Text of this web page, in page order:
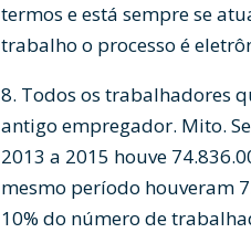
termos e está sempre se
trabalho o processo é
8. Todos os trabalhadores
antigo empregador. Mito.
2013 a 2015 houve
mesmo período houveram
10% do número de